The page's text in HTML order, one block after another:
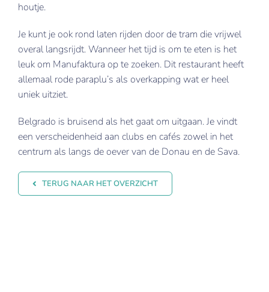
houtje.
Je kunt je ook rond laten rijden door de tram die vrijwel
overal langsrijdt. Wanneer het tijd is om te eten is het
leuk om Manufaktura op te zoeken. Dit restaurant heeft
allemaal rode paraplu’s als overkapping wat er heel
uniek uitziet.
Belgrado is bruisend als het gaat om uitgaan. Je vindt
een verscheidenheid aan clubs en cafés zowel in het
centrum als langs de oever van de Donau en de Sava.
TERUG NAAR HET OVERZICHT